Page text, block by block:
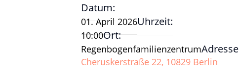
Datum:
01. April 2026Uhrzeit:
10:00Ort:
RegenbogenfamilienzentrumAdresse
Cheruskerstraße 22, 10829 Berlin